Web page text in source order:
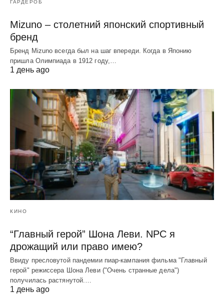
ГАРДЕРОБ
Mizuno – столетний японский спортивный
бренд
Бренд Mizuno всегда был на шаг впереди. Когда в Японию
пришла Олимпиада в 1912 году,…
1 день ago
КИНО
“Главный герой” Шона Леви. NPC я
дрожащий или право имею?
Ввиду пресловутой пандемии пиар-кампания фильма "Главный
герой" режиссера Шона Леви ("Очень странные дела")
получилась растянутой.…
1 день ago